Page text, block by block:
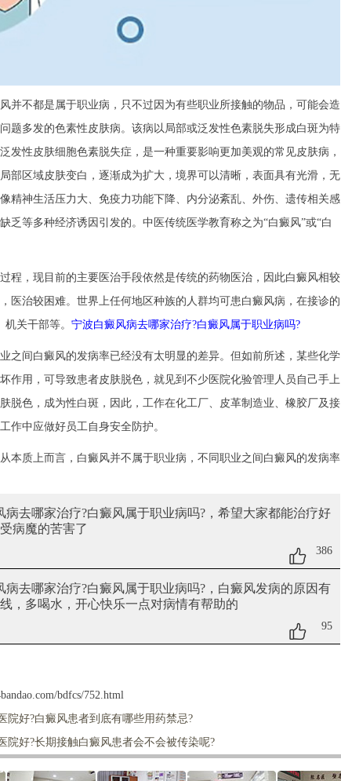
不都是属于职业病，只不过因为有些职业所接触的物品，可能会造
题多发的色素性皮肤病。该病以局部或泛发性色素脱失形成白斑为特
发性皮肤细胞色素脱失症，是一种重要影响更加美观的常见皮肤病，
部区域皮肤变白，逐渐成为扩大，境界可以清晰，表面具有光滑，无
精神生活压力大、免疫力功能下降、内分泌紊乱、外伤、遗传相关感
乏等多种经济诱因引发的。中医传统医学教育称之为“白癜风”或“白
，现目前的主要医治手段依然是传统的药物医治，因此白癜风相较
医治较困难。世界上任何地区种族的人群均可患白癜风病，在接诊的
关干部等。 宁波白癜风病去哪家治疗?白癜风属于职业病吗?
间白癜风的发病率已经没有太明显的差异。但如前所述，某些化学
作用，可导致患者皮肤脱色，就见到不少医院化验管理人员自己手上
脱色，成为性白斑，因此，工作在化工厂、皮革制造业、橡胶厂及接
作中应做好员工自身安全防护。
本质上而言，白癜风并不属于职业病，不同职业之间白癜风的发病率
病去哪家治疗?白癜风属于职业病吗?，希望大家都能治疗好
病魔的苦害了
386
病去哪家治疗?白癜风属于职业病吗?，白癜风发病的原因有
，多喝水，开心快乐一点对病情有帮助的
95
bdfcs/752.html
院好?白癜风患者到底有哪些用药禁忌?
院好?长期接触白癜风患者会不会被传染呢?